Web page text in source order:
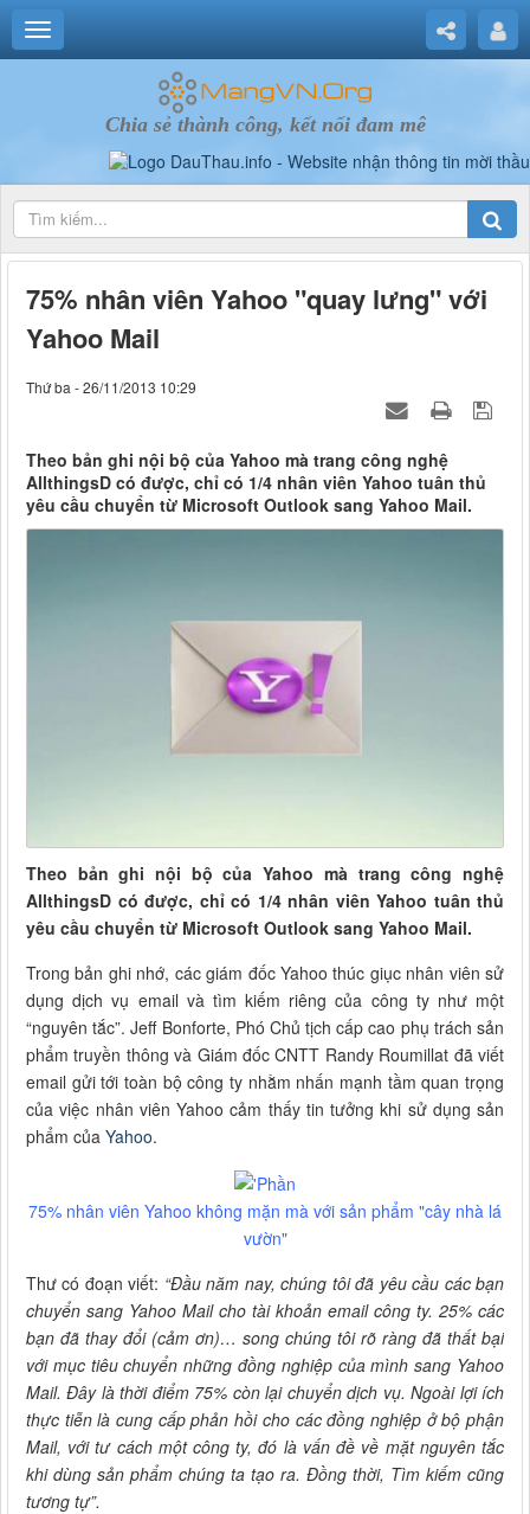
Chia sẻ thành công, kết nối đam mê
75% nhân viên Yahoo "quay lưng" với
Yahoo Mail
Thứ ba - 26/11/2013 10:29
Theo bản ghi nội bộ của Yahoo mà trang công nghệ
AllthingsD có được, chỉ có 1/4 nhân viên Yahoo tuân thủ
yêu cầu chuyển từ Microsoft Outlook sang Yahoo Mail.
Theo bản ghi nội bộ của Yahoo mà trang công nghệ
AllthingsD có được, chỉ có 1/4 nhân viên Yahoo tuân thủ
yêu cầu chuyển từ Microsoft Outlook sang Yahoo Mail.
Trong bản ghi nhớ, các giám đốc Yahoo thúc giục nhân viên sử
dụng dịch vụ email và tìm kiếm riêng của công ty như một
“nguyên tắc”. Jeff Bonforte, Phó Chủ tịch cấp cao phụ trách sản
phẩm truyền thông và Giám đốc CNTT Randy Roumillat đã viết
email gửi tới toàn bộ công ty nhằm nhấn mạnh tầm quan trọng
của việc nhân viên Yahoo cảm thấy tin tưởng khi sử dụng sản
phẩm của Yahoo.
75% nhân viên Yahoo không mặn mà với sản phẩm "cây nhà lá
vườn"
Thư có đoạn viết: “Đầu năm nay, chúng tôi đã yêu cầu các bạn
chuyển sang Yahoo Mail cho tài khoản email công ty. 25% các
bạn đã thay đổi (cảm ơn)… song chúng tôi rõ ràng đã thất bại
với mục tiêu chuyển những đồng nghiệp của mình sang Yahoo
Mail. Đây là thời điểm 75% còn lại chuyển dịch vụ. Ngoài lợi ích
thực tiễn là cung cấp phản hồi cho các đồng nghiệp ở bộ phận
Mail, với tư cách một công ty, đó là vấn đề về mặt nguyên tắc
khi dùng sản phẩm chúng ta tạo ra. Đồng thời, Tìm kiếm cũng
tương tự”.